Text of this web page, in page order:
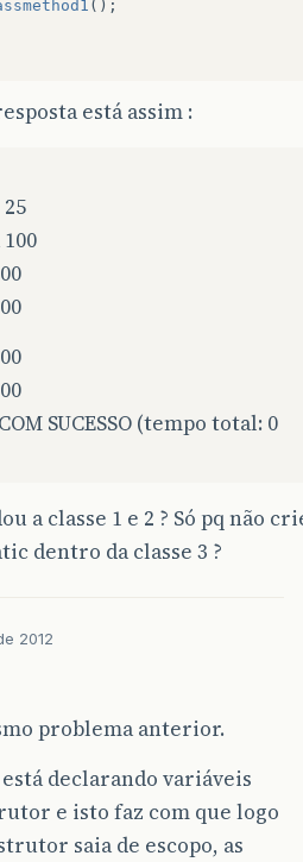
();
está assim :
SUCESSO (tempo total: 0
a classe 1 e 2 ? Só pq não
dentro da classe 3 ?
2012
problema anterior.
está declarando variáveis
e isto faz com que logo
saia de escopo, as